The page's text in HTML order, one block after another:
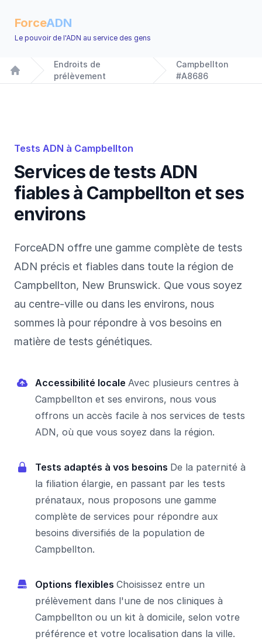
ForceADN
Le pouvoir de l'ADN au service des gens
Home
Endroits de
prélèvement
Campbellton
#A8686
Tests ADN à Campbellton
Services de tests ADN
fiables à Campbellton et ses
environs
ForceADN offre une gamme complète de tests
ADN précis et fiables dans toute la région de
Campbellton, New Brunswick. Que vous soyez
au centre-ville ou dans les environs, nous
sommes là pour répondre à vos besoins en
matière de tests génétiques.
Accessibilité locale Avec plusieurs centres à
Campbellton et ses environs, nous vous
offrons un accès facile à nos services de tests
ADN, où que vous soyez dans la région.
Tests adaptés à vos besoins De la paternité à
la filiation élargie, en passant par les tests
prénataux, nous proposons une gamme
complète de services pour répondre aux
besoins diversifiés de la population de
Campbellton.
Options flexibles Choisissez entre un
prélèvement dans l'une de nos cliniques à
Campbellton ou un kit à domicile, selon votre
préférence et votre localisation dans la ville.